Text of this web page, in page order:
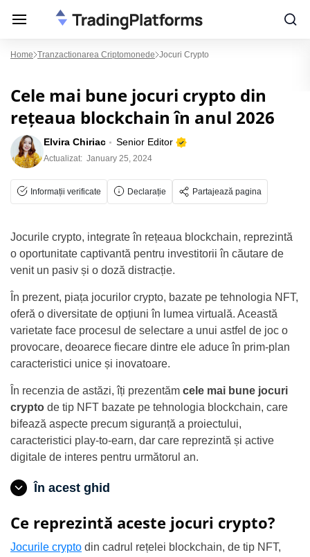
Home Tranzactionarea Criptomonede Jocuri Crypto
Cele mai bune jocuri crypto din
rețeaua blockchain în anul 2026
Elvira Chiriac Senior Editor
Actualizat: January 25, 2024
Informații verificate Declarație Partajează pagina
Jocurile crypto, integrate în rețeaua blockchain, reprezintă
o oportunitate captivantă pentru investitorii în căutare de
venit un pasiv și o doză distracție.
În prezent, piața jocurilor crypto, bazate pe tehnologia NFT,
oferă o diversitate de opțiuni în lumea virtuală. Această
varietate face procesul de selectare a unui astfel de joc o
provocare, deoarece fiecare dintre ele aduce în prim-plan
caracteristici unice și inovatoare.
În recenzia de astăzi, îți prezentăm cele mai bune jocuri
crypto de tip NFT bazate pe tehnologia blockchain, care
bifează aspecte precum siguranță a proiectului,
caracteristici play-to-earn, dar care reprezintă și active
digitale de interes pentru următorul an.
În acest ghid
Ce reprezintă aceste jocuri crypto?
Jocurile crypto din cadrul rețelei blockchain, de tip NFT,